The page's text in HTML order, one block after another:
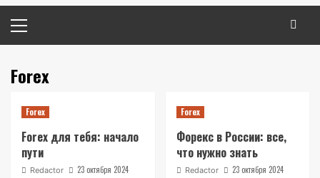
меню
Forex
Forex
Forex для тебя: начало
пути
Redactor 23 октября 2024
Forex
Форекс в России: все,
что нужно знать
Redactor 23 октября 2024